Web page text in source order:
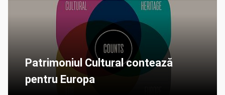
Patrimoniul Cultural contează
pentru Europa